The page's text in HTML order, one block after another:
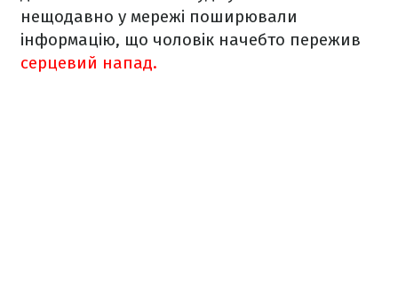
нещодавно у мережі поширювали
інформацію, що чоловік начебто пережив
серцевий напад.